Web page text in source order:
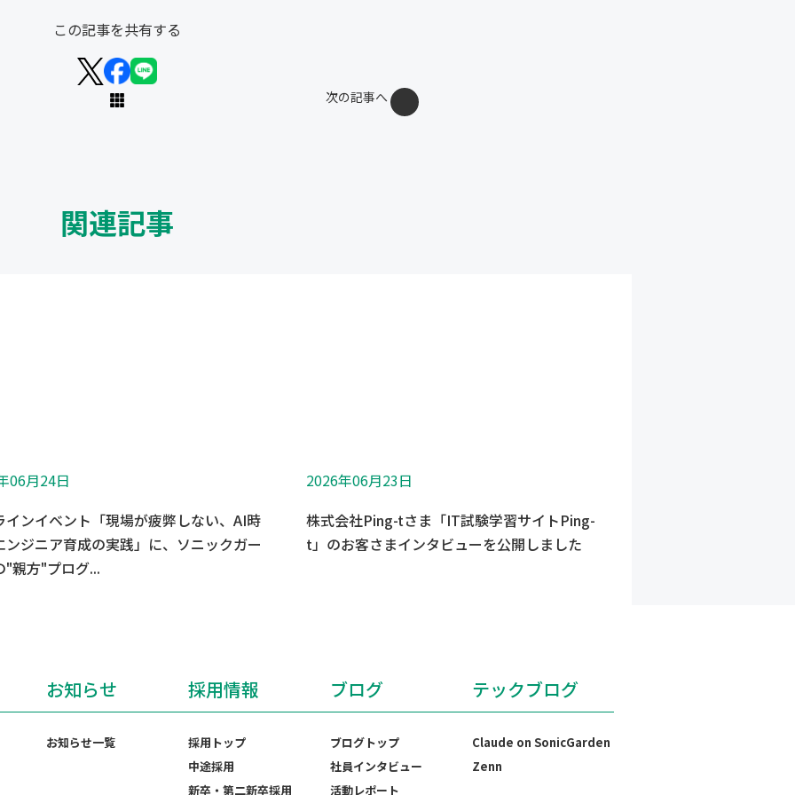
この記事を共有する
次の記事へ
関連記事
06月24日
インイベント「現場が疲弊しない、AI時
ンジニア育成の実践」に、ソニックガー
"親方"プログ...
2026年06月23日
株式会社Ping-tさま「IT試験学習サイトPing-
t」のお客さまインタビューを公開しました
お知らせ
お知らせ一覧
採用情報
採用トップ
中途採用
新卒・第二新卒採用
ブログ
ブログトップ
社員インタビュー
活動レポート
テックブログ
Claude on SonicGarden
Zenn